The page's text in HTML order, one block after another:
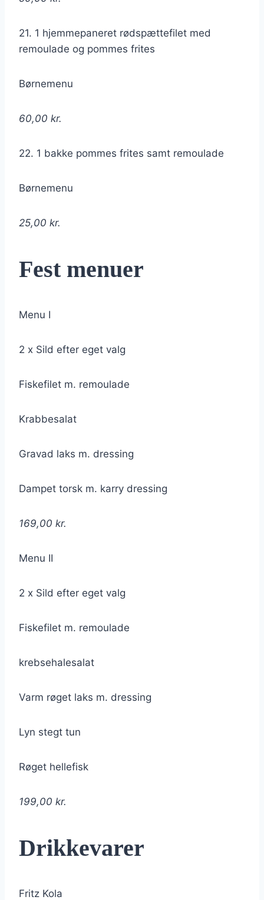
21. 1 hjemmepaneret rødspættefilet med
remoulade og pommes frites
Børnemenu
60,00 kr.
22. 1 bakke pommes frites samt remoulade
Børnemenu
25,00 kr.
Fest menuer
Menu I
2 x Sild efter eget valg
Fiskefilet m. remoulade
Krabbesalat
Gravad laks m. dressing
Dampet torsk m. karry dressing
169,00 kr.
Menu II
​2 x Sild efter eget valg
Fiskefilet m. remoulade
krebsehalesalat
Varm røget laks m. dressing
Lyn stegt tun
Røget hellefisk
199,00 kr.
Drikkevarer
Fritz Kola